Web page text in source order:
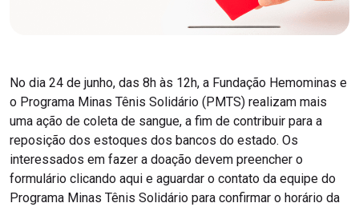
No dia 24 de junho, das 8h às 12h, a Fundação Hemominas e
o Programa Minas Tênis Solidário (PMTS) realizam mais
uma ação de coleta de sangue, a fim de contribuir para a
reposição dos estoques dos bancos do estado. Os
interessados em fazer a doação devem preencher o
formulário clicando aqui e aguardar o contato da equipe do
Programa Minas Tênis Solidário para confirmar o horário da